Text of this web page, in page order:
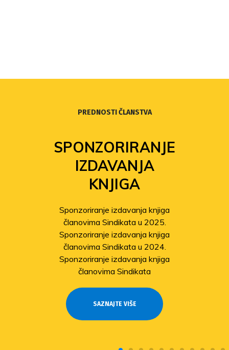
PREDNOSTI ČLANSTVA
SPONZORIRANJE
IZDAVANJA
KNJIGA
Sponzoriranje izdavanja knjiga
članovima Sindikata u 2025.
Sponzoriranje izdavanja knjiga
članovima Sindikata u 2024.
Sponzoriranje izdavanja knjiga
članovima Sindikata
SAZNAJTE VIŠE